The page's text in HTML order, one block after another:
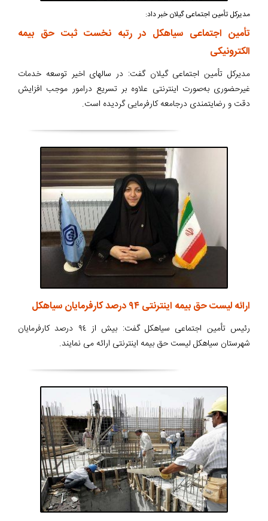
مدیرکل تأمین اجتماعی گیلان خبر داد:
تأمین اجتماعی سیاهکل در رتبه نخست ثبت حق بیمه
الکترونیکی
مدیرکل تأمین اجتماعی گیلان گفت: در سالهای اخیر توسعه خدمات
غیرحضوری به‌صورت اینترنتی علاوه بر تسریع درامور موجب افزایش
دقت و رضایتمندی درجامعه کارفرمایی گردیده است.
ارائه لیست حق بیمه اینترنتی ۹۴ درصد کارفرمایان سیاهکل
رئیس تأمین اجتماعی سیاهکل گفت: بیش از ٩٤ درصد کارفرمایان
شهرستان سیاهکل لیست حق بیمه اینترنتی ارائه می نمایند.